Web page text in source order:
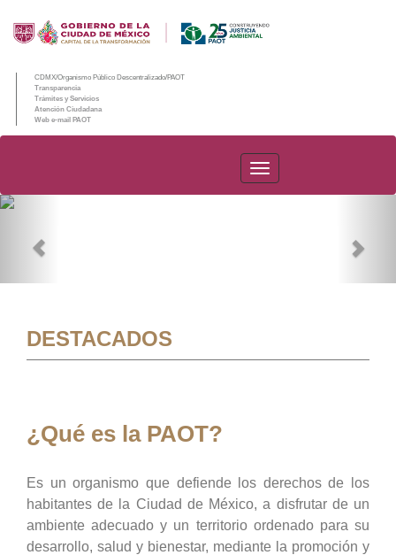
CDMX/Organismo Público Descentralizado/PAOT
Transparencia
Trámites y Servicios
Atención Ciudadana
Web e-mail PAOT
PAOT
DESTACADOS
¿Qué es la PAOT?
Es un organismo que defiende los derechos de los
habitantes de la Ciudad de México, a disfrutar de un
ambiente adecuado y un territorio ordenado para su
desarrollo, salud y bienestar, mediante la promoción y